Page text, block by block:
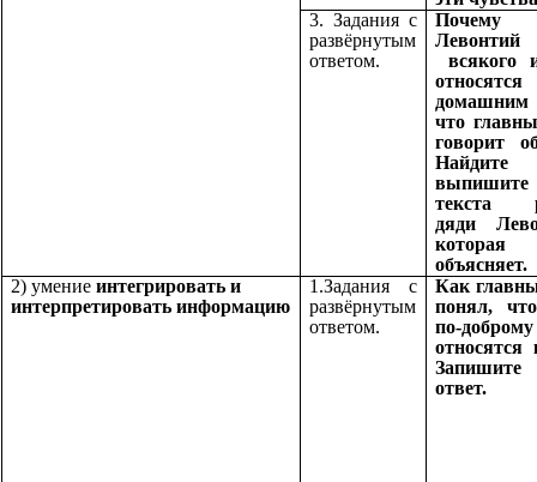
3. Задания с
развёрнутым
ответом.
всякого
что
говорит
текста
дяди
объясняет.
2) умение интегрировать и
интерпретировать информацию
1.Задания с
развёрнутым
ответом.
Как
понял,
по-доброму
относятся
ответ.